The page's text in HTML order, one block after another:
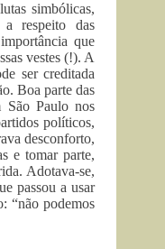
simbólicas,
a respeito das
que
vestes (!). A
ser creditada
Boa parte das
São Paulo nos
políticos,
desconforto,
e tomar parte,
Adotava-se,
passou a usar
“não podemos